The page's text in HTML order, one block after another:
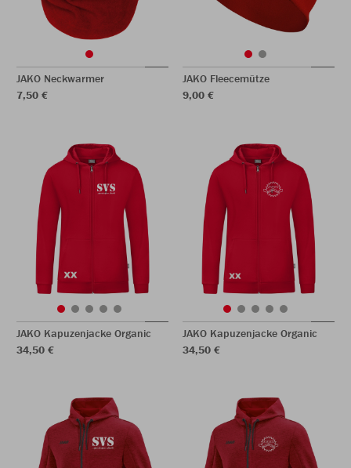
JAKO Neckwarmer
7,50 €
JAKO Fleecemütze
9,00 €
JAKO Kapuzenjacke Organic
34,50 €
JAKO Kapuzenjacke Organic
34,50 €